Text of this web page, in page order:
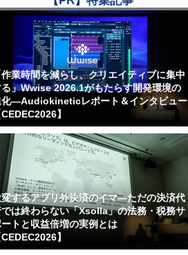
作業時間を減らし、クリエイティブに集中
」Wwise 2026.1がもたらす開発環境の
化―Audiokineticレポート＆インタビュー
CEDEC2026】
するアプリ外決済のイマ―ただの決済代
は終わらない「Xsolla」の法務・税務サ
トと収益倍増の実例とは
CEDEC2026】